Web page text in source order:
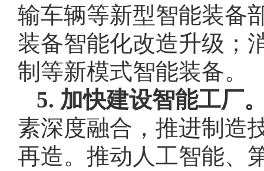
输车辆等新型智能装备
装备智能化改造升级；
制等新模式智能装备。
5. 加快建设智能工厂
素深度融合，推进制造
再造。推动人工智能、